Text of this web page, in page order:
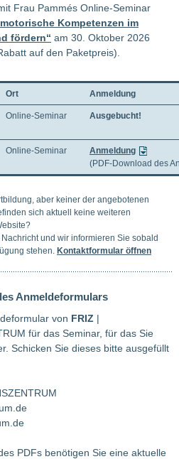
Frau Pammés Online-Seminar
Kompetenzen im
fördern“ am 30. Oktober 2026
auf den Paketpreis).
Ort Anmeldung
Online-Seminar Ausgebucht!
Online-Seminar
Anmeldung
(PDF-Download des
aber keiner der angebotenen
sich aktuell keine weiteren
und wir informieren Sie sobald
stehen. Kontaktformular öffnen
Anmeldeformulars
von FRIZ |
für das Seminar, für das Sie
Schicken Sie dieses bitte ausgefüllt
PDFs benötigen Sie eine aktuelle